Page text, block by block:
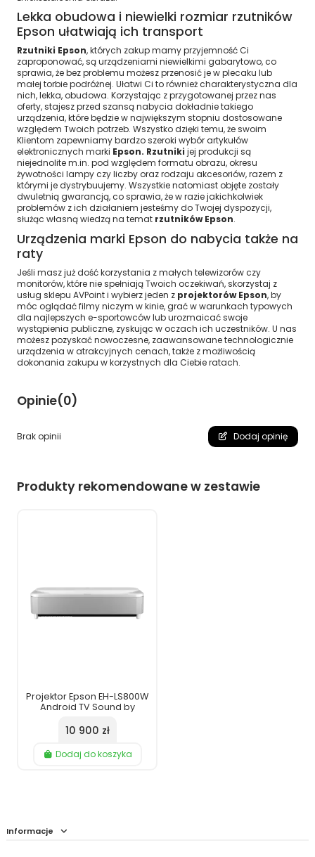
Lekka obudowa i niewielki rozmiar rzutników
Epson ułatwiają ich transport
Rzutniki Epson, których zakup mamy przyjemność Ci
zaproponować, są urządzeniami niewielkimi gabarytowo, co
sprawia, że bez problemu możesz przenosić je w plecaku lub
małej torbie podróżnej. Ułatwi Ci to również charakterystyczna dla
nich, lekka, obudowa. Korzystając z przygotowanej przez nas
oferty, stajesz przed szansą nabycia dokładnie takiego
urządzenia, które będzie w największym stopniu dostosowane
względem Twoich potrzeb. Wszystko dzięki temu, że swoim
Klientom zapewniamy bardzo szeroki wybór artykułów
elektronicznych marki Epson. Rzutniki jej produkcji są
niejednolite m.in. pod względem formatu obrazu, okresu
żywotności lampy czy liczby oraz rodzaju akcesoriów, razem z
którymi je dystrybuujemy. Wszystkie natomiast objęte zostały
dwuletnią gwarancją, co sprawia, że w razie jakichkolwiek
problemów z ich działaniem jesteśmy do Twojej dyspozycji,
służąc własną wiedzą na temat rzutników Epson.
Urządzenia marki Epson do nabycia także na
raty
Jeśli masz już dość korzystania z małych telewizorów czy
monitorów, które nie spełniają Twoich oczekiwań, skorzystaj z
usług sklepu AVPoint i wybierz jeden z projektorów Epson, by
móc oglądać filmy niczym w kinie, grać w warunkach typowych
dla najlepszych e-sportowców lub urozmaicać swoje
wystąpienia publiczne, zyskując w oczach ich uczestników. U nas
możesz pozyskać nowoczesne, zaawansowane technologicznie
urządzenia w atrakcyjnych cenach, także z możliwością
dokonania zakupu w korzystnych dla Ciebie ratach.
Opinie(0)
Brak opinii Dodaj opinię
Produkty rekomendowane w zestawie
Projektor Epson EH-LS800W
Android TV Sound by
10 900 zł
Dodaj do koszyka
Informacje